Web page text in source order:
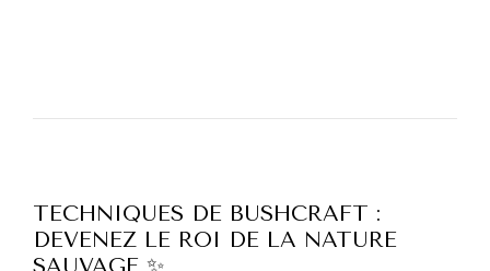
TECHNIQUES DE BUSHCRAFT :
DEVENEZ LE ROI DE LA NATURE